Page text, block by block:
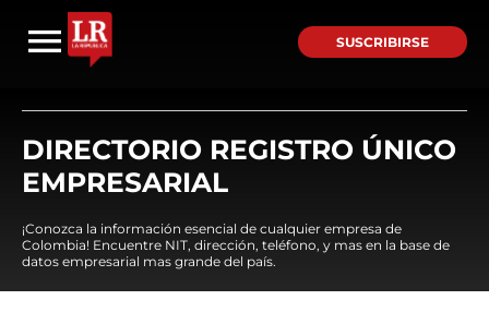
SUSCRIBIRSE
DIRECTORIO REGISTRO ÚNICO
EMPRESARIAL
¡Conozca la información esencial de cualquier empresa de
Colombia! Encuentre NIT, dirección, teléfono, y mas en la base de
datos empresarial mas grande del país.